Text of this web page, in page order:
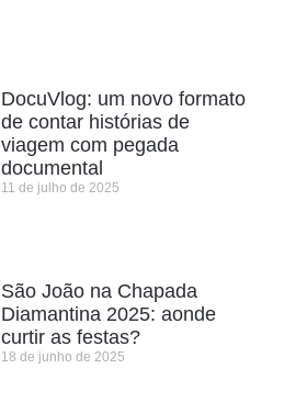
DocuVlog: um novo formato
de contar histórias de
viagem com pegada
documental
11 de julho de 2025
São João na Chapada
Diamantina 2025: aonde
curtir as festas?
18 de junho de 2025